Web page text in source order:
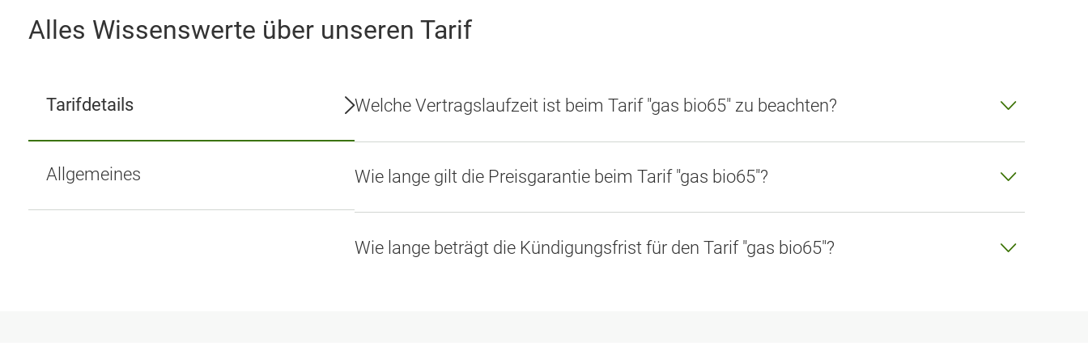
Alles Wissenswerte über unseren Tarif
Tarifdetails
Allgemeines
Welche Vertragslaufzeit ist beim Tarif "gas bio65" zu beachten?
Wie lange gilt die Preisgarantie beim Tarif "gas bio65"?
Wie lange beträgt die Kündigungsfrist für den Tarif "gas bio65"?